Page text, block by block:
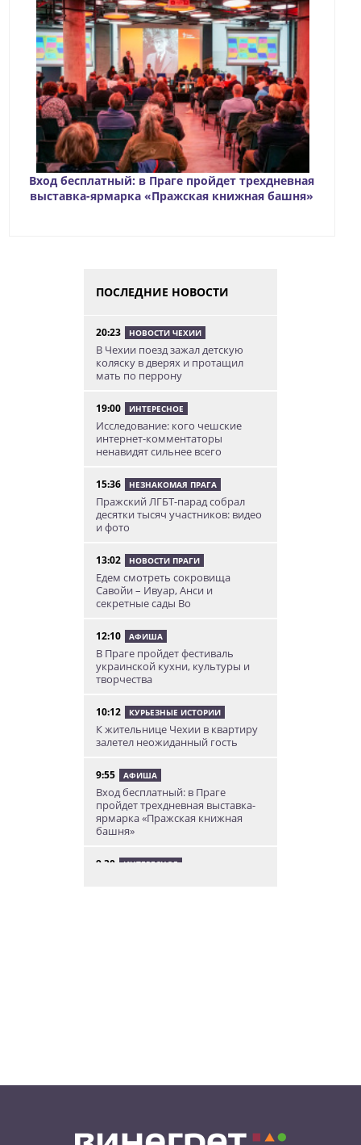
Вход бесплатный: в Праге пройдет трехдневная
выставка-ярмарка «Пражская книжная башня»
ПОСЛЕДНИЕ НОВОСТИ
20:23 НОВОСТИ ЧЕХИИ
В Чехии поезд зажал детскую
коляску в дверях и протащил
мать по перрону
19:00 ИНТЕРЕСНОЕ
Исследование: кого чешские
интернет-комментаторы
ненавидят сильнее всего
15:36 НЕЗНАКОМАЯ ПРАГА
Пражский ЛГБТ-парад собрал
десятки тысяч участников: видео
и фото
13:02 НОВОСТИ ПРАГИ
Едем смотреть сокровища
Савойи – Ивуар, Анси и
секретные сады Во
12:10 АФИША
В Праге пройдет фестиваль
украинской кухни, культуры и
творчества
10:12 КУРЬЕЗНЫЕ ИСТОРИИ
К жительнице Чехии в квартиру
залетел неожиданный гость
9:55 АФИША
Вход бесплатный: в Праге
пройдет трехдневная выставка-
ярмарка «Пражская книжная
башня»
9:30 ИНТЕРЕСНОЕ